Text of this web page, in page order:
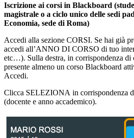
Iscrizione ai corsi in Blackboard
magistrale o a ciclo unico delle sedi
Economia, sede di Roma)
Accedi alla sezione CORSI. Se hai già
accedi all’ANNO DI CORSO di tuo
etc…). Sulla destra, in corrispondenza di
presente almeno un corso Blackboard
Accedi.
Clicca SELEZIONA in corrispondenza
(docente e anno accademico).